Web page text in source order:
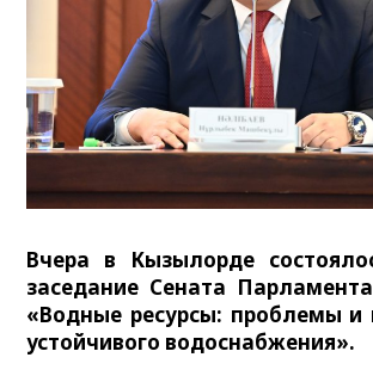
Вчера в Кызылорде
заседание Сената
«Водные ресурсы: проблемы и
устойчивого водоснабжения».